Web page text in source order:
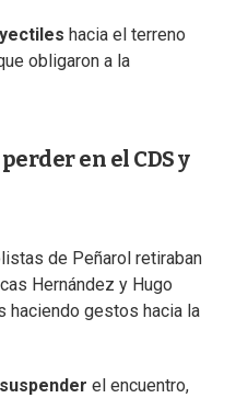
hacia el terreno
obligaron a la
en el CDS y
de Peñarol retiraban
Hernández y Hugo
haciendo gestos hacia la
suspender el encuentro,